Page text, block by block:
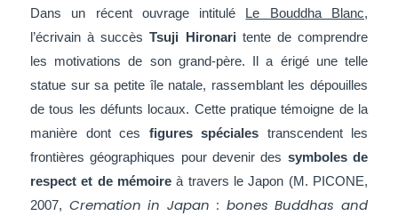
Dans un récent ouvrage intitulé Le Bouddha Blanc,
l’écrivain à succèsTsuji Hironari tente de comprendre
les motivations de son grand-père. Il a érigé une telle
statue sur sa petite île natale, rassemblant les dépouilles
de tous les défunts locaux. Cette pratique témoigne de la
manière dont ces figures spéciales transcendent les
frontières géographiques pour devenir des symboles de
respect et de mémoire à travers le Japon (M. PICONE,
2007, Cremation in Japan : bones Buddhas and